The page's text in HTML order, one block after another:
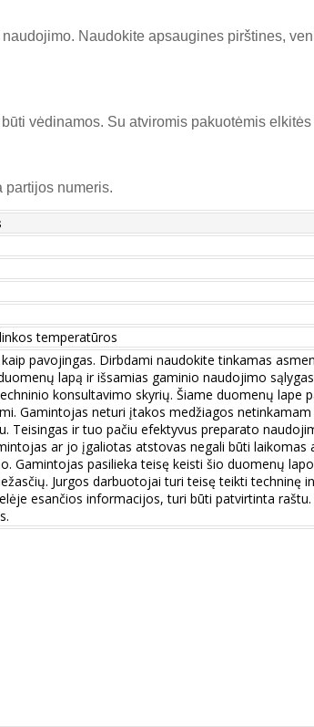
Naudokite apsaugines pirštines,
vėdinamos. Su atviromis pakuotėmis
partijos numeris.
temperatūros
pavojingas. Dirbdami naudokite tinkamas
lapą ir išsamias gaminio naudojimo
konsultavimo skyrių. Šiame duomenų lape
Gamintojas neturi įtakos medžiagos
Teisingas ir tuo pačiu efektyvus preparato
ar jo įgaliotas atstovas negali būti laikomas
Gamintojas pasilieka teisę keisti šio duomenų
Jurgos darbuotojai turi teisę teikti techninę
esančios informacijos, turi būti patvirtinta